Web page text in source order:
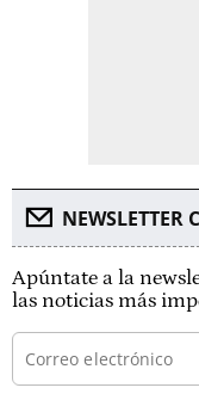
NEWSLETTER
Apúntate a la
las noticias más